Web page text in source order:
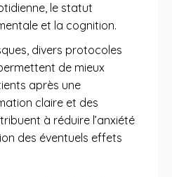
le statut
et la cognition.
divers protocoles
de mieux
après une
claire et des
à réduire l’anxiété
des éventuels effets